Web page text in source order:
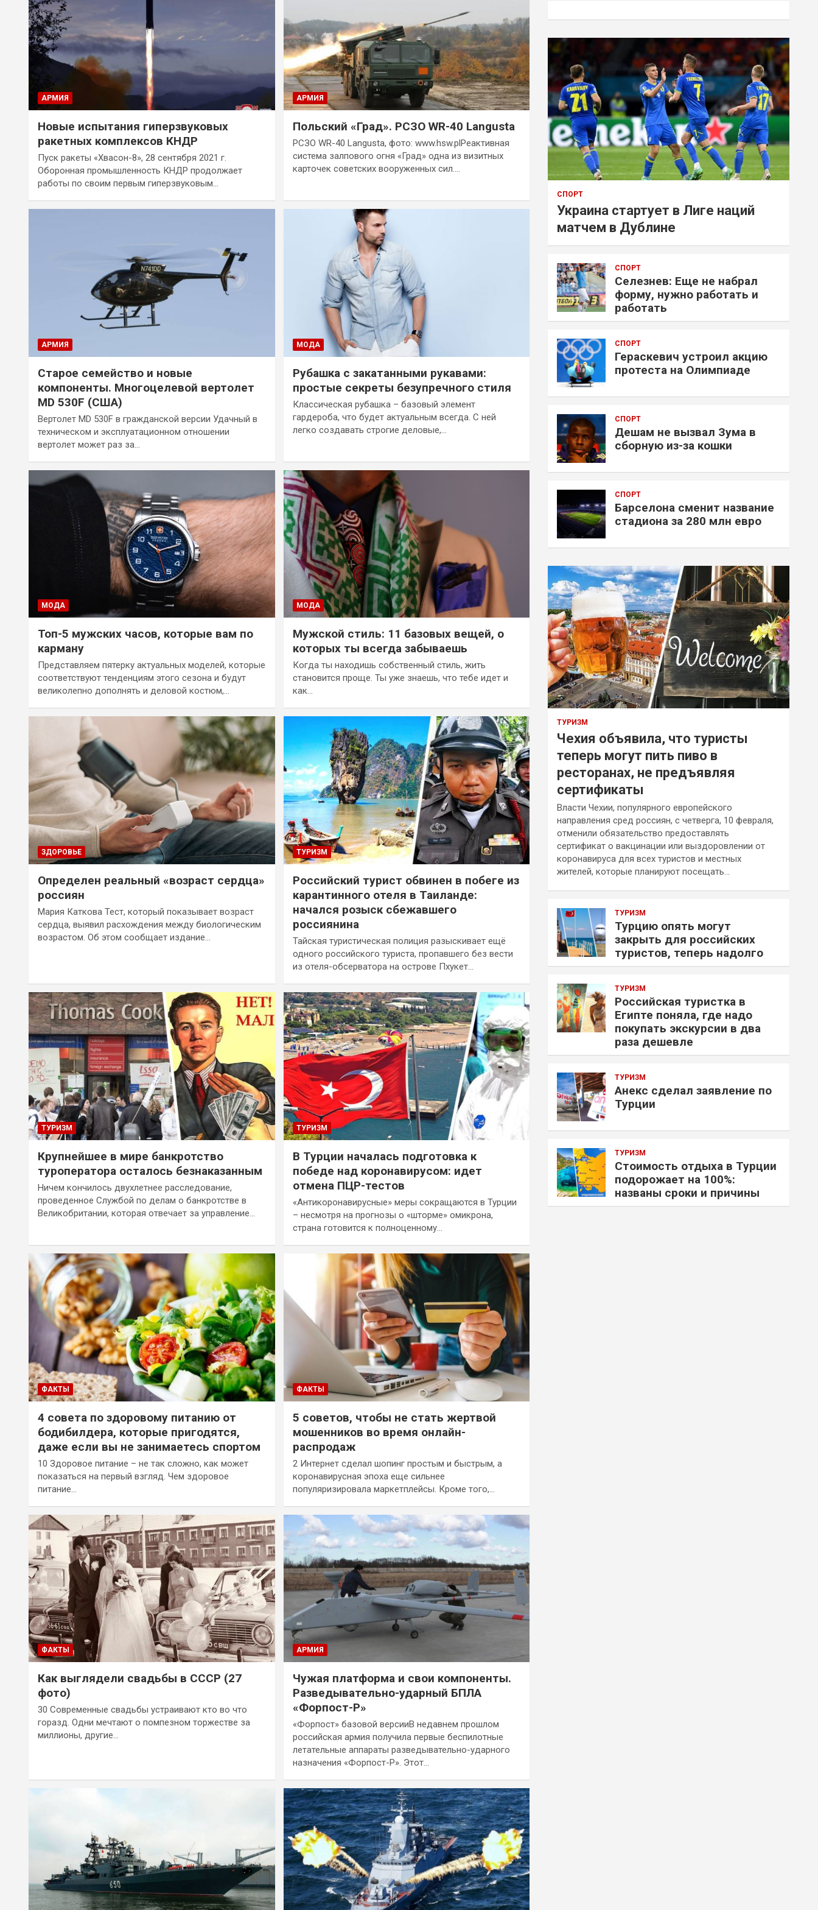
АРМИЯ
Новые испытания гиперзвуковых
ракетных комплексов КНДР
Пуск ракеты «Хвасон-8», 28 сентября 2021 г.
Оборонная промышленность КНДР продолжает
работы по своим первым гиперзвуковым…
АРМИЯ
Польский «Град». РСЗО WR-40 Langusta
РСЗО WR-40 Langusta, фото: www.hsw.plРеактивная
система залпового огня «Град» одна из визитных
карточек советских вооруженных сил.…
АРМИЯ
Старое семейство и новые
компоненты. Многоцелевой вертолет
MD 530F (США)
Вертолет MD 530F в гражданской версии Удачный в
техническом и эксплуатационном отношении
вертолет может раз за…
МОДА
Рубашка с закатанными рукавами:
простые секреты безупречного стиля
Классическая рубашка – базовый элемент
гардероба, что будет актуальным всегда. С ней
легко создавать строгие деловые,…
МОДА
Топ-5 мужских часов, которые вам по
карману
Представляем пятерку актуальных моделей, которые
соответствуют тенденциям этого сезона и будут
великолепно дополнять и деловой костюм,…
МОДА
Мужской стиль: 11 базовых вещей, о
которых ты всегда забываешь
Когда ты находишь собственный стиль, жить
становится проще. Ты уже знаешь, что тебе идет и
как…
ЗДОРОВЬЕ
Определен реальный «возраст сердца»
россиян
Мария Каткова Тест, который показывает возраст
сердца, выявил расхождения между биологическим
возрастом. Об этом сообщает издание…
ТУРИЗМ
Российский турист обвинен в побеге из
карантинного отеля в Таиланде:
начался розыск сбежавшего
россиянина
Тайская туристическая полиция разыскивает ещё
одного российского туриста, пропавшего без вести
из отеля-обсерватора на острове Пхукет…
ТУРИЗМ
Крупнейшее в мире банкротство
туроператора осталось безнаказанным
Ничем кончилось двухлетнее расследование,
проведенное Службой по делам о банкротстве в
Великобритании, которая отвечает за управление…
ТУРИЗМ
В Турции началась подготовка к
победе над коронавирусом: идет
отмена ПЦР-тестов
«Антикоронавирусные» меры сокращаются в Турции
– несмотря на прогнозы о «шторме» омикрона,
страна готовится к полноценному…
ФАКТЫ
4 совета по здоровому питанию от
бодибилдера, которые пригодятся,
даже если вы не занимаетесь спортом
10 Здоровое питание – не так сложно, как может
показаться на первый взгляд. Чем здоровое
питание…
ФАКТЫ
5 советов, чтобы не стать жертвой
мошенников во время онлайн-
распродаж
2 Интернет сделал шопинг простым и быстрым, а
коронавирусная эпоха еще сильнее
популяризировала маркетплейсы. Кроме того,…
ФАКТЫ
Как выглядели свадьбы в СССР (27
фото)
30 Современные свадьбы устраивают кто во что
горазд. Одни мечтают о помпезном торжестве за
миллионы, другие…
АРМИЯ
Чужая платформа и свои компоненты.
Разведывательно-ударный БПЛА
«Форпост-Р»
«Форпост» базовой версииВ недавнем прошлом
российская армия получила первые беспилотные
летательные аппараты разведывательно-ударного
назначения «Форпост-Р». Этот…
СПОРТ
Украина стартует в Лиге наций
матчем в Дублине
СПОРТ
Селезнев: Еще не набрал
форму, нужно работать и
работать
СПОРТ
Гераскевич устроил акцию
протеста на Олимпиаде
СПОРТ
Дешам не вызвал Зума в
сборную из-за кошки
СПОРТ
Барселона сменит название
стадиона за 280 млн евро
ТУРИЗМ
Чехия объявила, что туристы
теперь могут пить пиво в
ресторанах, не предъявляя
сертификаты
Власти Чехии, популярного европейского
направления сред россиян, с четверга, 10 февраля,
отменили обязательство предоставлять
сертификат о вакцинации или выздоровлении от
коронавируса для всех туристов и местных
жителей, которые планируют посещать…
ТУРИЗМ
Турцию опять могут
закрыть для российских
туристов, теперь надолго
ТУРИЗМ
Российская туристка в
Египте поняла, где надо
покупать экскурсии в два
раза дешевле
ТУРИЗМ
Анекс сделал заявление по
Турции
ТУРИЗМ
Стоимость отдыха в Турции
подорожает на 100%:
названы сроки и причины